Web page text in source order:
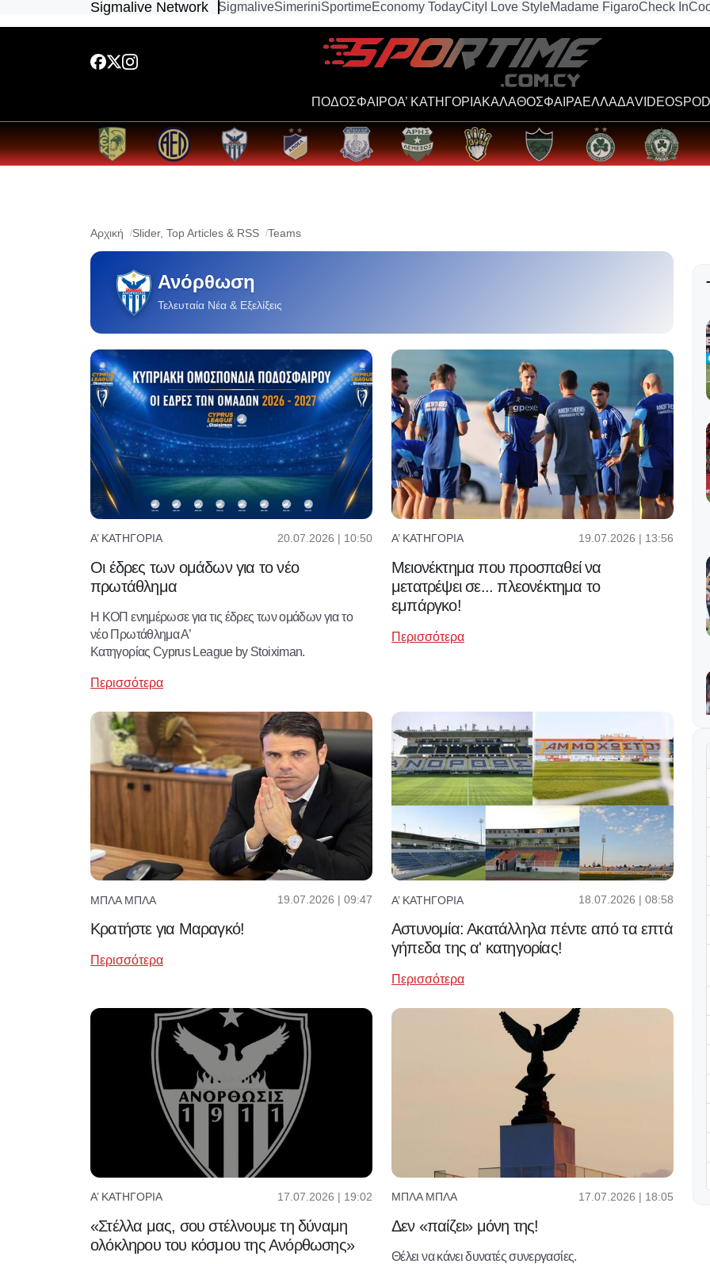
Sigmalive Network SigmaliveSimeriniSportimeEconomy TodayCity I Love StyleMadame FigaroCheck In
ΠΟΔΟΣΦΑΙΡΟΑ’ ΚΑΤΗΓΟΡΙΑΚΑΛΑΘΟΣΦΑΙΡΑΕΛΛΑΔΑVIDEOS
Αρχική Slider, Top Articles & RSS Teams
Ανόρθωση
Τελευταία Νέα & Εξελίξεις
Α’ ΚΑΤΗΓΟΡΊΑ 20.07.2026 | 10:50
Οι έδρες των ομάδων για το νέο
πρωτάθλημα
Η ΚΟΠ ενημέρωσε για τις έδρες των ομάδων για το
νέο Πρωτάθλημα Α’
Κατηγορίας Cyprus League by Stoiximan.
Περισσότερα
Α’ ΚΑΤΗΓΟΡΊΑ 19.07.2026 | 13:56
Μειονέκτημα που προσπαθεί να
μετατρέψει σε... πλεονέκτημα το
εμπάργκο!
Περισσότερα
ΜΠΛΑ ΜΠΛΑ 19.07.2026 | 09:47
Κρατήστε για Μαραγκό!
Περισσότερα
Α’ ΚΑΤΗΓΟΡΊΑ 18.07.2026 | 08:58
Αστυνομία: Ακατάλληλα πέντε από τα επτά
γήπεδα της α' κατηγορίας!
Περισσότερα
Α’ ΚΑΤΗΓΟΡΊΑ 17.07.2026 | 19:02
«Στέλλα μας, σου στέλνουμε τη δύναμη
ολόκληρου του κόσμου της Ανόρθωσης»
ΜΠΛΑ ΜΠΛΑ 17.07.2026 | 18:05
Δεν «παίζει» μόνη της!
Θέλει να κάνει δυνατές συνεργασίες.